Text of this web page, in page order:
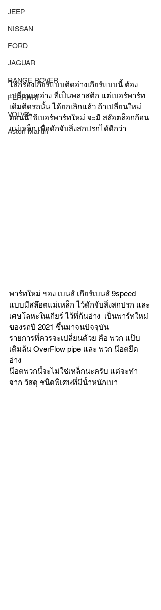
JEEP
NISSAN
FORD
JAGUAR
RANGE ROVER
FERRARI
VOLVO
Aston Martin
ไส้กรองเกียร์แบบติดอ่างเกียร์แบบนี้ ต้อง
เปลี่ยนยกอ่าง ที่เป็นพลาสติก แต่เบอร์พาร์ท
เดิมติดรถนั้น ได้ยกเลิกแล้ว ถ้าเปลี่ยนใหม่
ตอนนี้ใช้เบอร์พาร์ทใหม่ จะมี สล๊อตล็อกก้อน
แม่เหล็ก เพื่อดักจับสิ่งสกปรกได้ดีกว่า
พาร์ทใหม่ ของ เบนส์ เกียร์เบนส์ 9speed
แบบมีสล๊อตแม่เหล็ก ไว้ดักจับสิ่งสกปรก และ
เศษโลหะในเกียร์ ไว้ที่ก้นอ่าง  เป็นพาร์ทใหม่
ของรถปี 2021 ขึ้นมาจนปัจจุบัน
รายการที่ควรจะเปลี่ยนด้วย คือ พวก แป๊บ
เติมล้น OverFlow pipe และ พวก น๊อตยึด
อ่าง
น๊อตพวกนี้จะไม่ใช่เหล็กนะครับ แต่จะทำ
จาก วัสดุ ชนิดพิเศษที่มีน้ำหนักเบา